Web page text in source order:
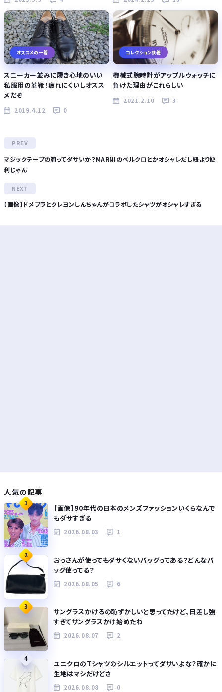
オススメの一着
スニーカー並みに履き心地のいい
私服用の革靴！疲れにくいしオスス
メだぞ
2019.4.12 0
コレクション談義
機械式腕時計がアップルウォッチに
負けた理由がこれらしい
2021.2.10 3
マジックテープの靴ってダサいか？MARNIのベルクロとかオシャレだし紐より便
利じゃん
【画像】ドメブラとクレヨンしんちゃんがコラボしたシャツがオシャレすぎる
人気の記事
1
【画像】90年代の日本のメンズファッションいくらなんで
もダサすぎる
2026.08.03 1
2
おっさんが使ってもダサくないバッグってある？どんなバ
ッグ使ってる？
2026.08.05 6
3
サングラスかけるの恥ずかしいと思ってたけど、日差し強
すぎてサングラスかけ始めたわ
2026.08.07 2
4
ユニクロのTシャツのシルエットってダサいよな？確かに
生地はマシだけどさ
2026.08.08 0